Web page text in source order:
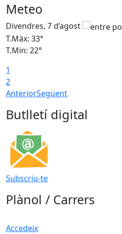
Meteo
Divendres, 7 d’agost
T.Màx: 33°
T.Min: 22°
1
2
AnteriorSegüent
Butlletí digital
Subscriu-te
Plànol / Carrers
Accedeix